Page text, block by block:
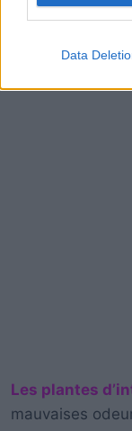
Data
Les plantes
mauvaises